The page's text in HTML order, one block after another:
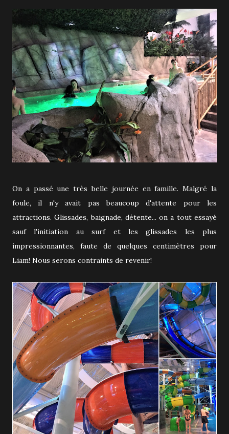
On a passé une très belle journée en famille. Malgré la
foule, il n'y avait pas beaucoup d'attente pour les
attractions. Glissades, baignade, détente... on a tout essayé
sauf l'initiation au surf et les glissades les plus
impressionnantes, faute de quelques centimètres pour
Liam! Nous serons contraints de revenir!